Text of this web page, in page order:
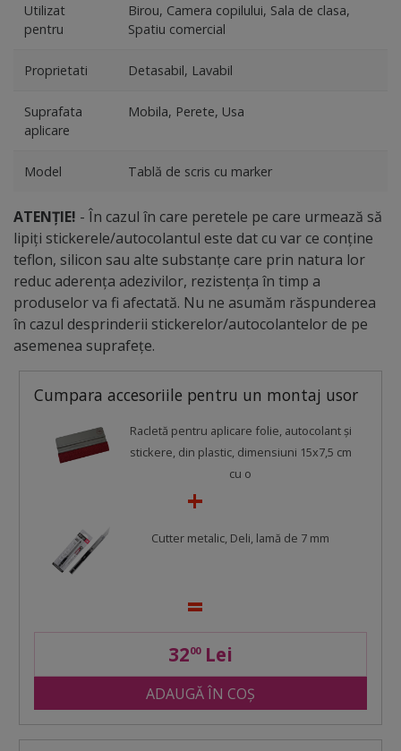
Utilizat
pentru
Birou, Camera copilului, Sala de clasa,
Spatiu comercial
Proprietati Detasabil, Lavabil
Suprafata
aplicare
Mobila, Perete, Usa
Model Tablă de scris cu marker
ATENȚIE! - În cazul în care peretele pe care urmează să
lipiți stickerele/autocolantul este dat cu var ce conține
teflon, silicon sau alte substanțe care prin natura lor
reduc aderența adezivilor, rezistența în timp a
produselor va fi afectată. Nu ne asumăm răspunderea
în cazul desprinderii stickerelor/autocolantelor de pe
asemenea suprafețe.
Cumpara accesoriile pentru un montaj usor
Racletă pentru aplicare folie, autocolant şi
stickere, din plastic, dimensiuni 15x7,5 cm
cu o
Cutter metalic, Deli, lamă de 7 mm
3200Lei
ADAUGĂ ÎN COȘ